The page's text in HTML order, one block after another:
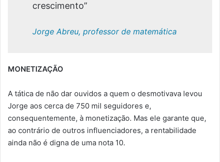
crescimento”
Jorge Abreu, professor de matemática
MONETIZAÇÃO
A tática de não dar ouvidos a quem o desmotivava levou
Jorge aos cerca de 750 mil seguidores e,
consequentemente, à monetização. Mas ele garante que,
ao contrário de outros influenciadores, a rentabilidade
ainda não é digna de uma nota 10.